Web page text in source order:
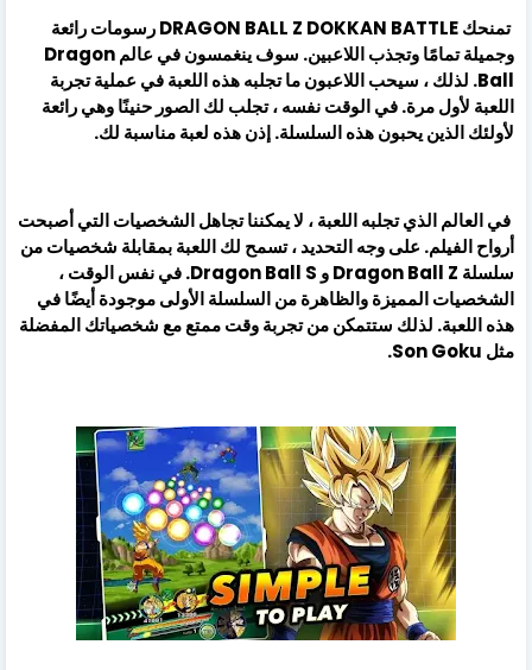
تمنحك DRAGON BALL Z DOKKAN BATTLE رسومات رائعة
وجميلة تمامًا وتجذب اللاعبين. سوف ينغمسون في عالم Dragon
Ball. لذلك ، سيحب اللاعبون ما تجلبه هذه اللعبة في عملية تجربة
اللعبة لأول مرة. في الوقت نفسه ، تجلب لك الصور حنينًا وهي رائعة
لأولئك الذين يحبون هذه السلسلة. إذن هذه لعبة مناسبة لك.
في العالم الذي تجلبه اللعبة ، لا يمكننا تجاهل الشخصيات التي أصبحت
أرواح الفيلم. على وجه التحديد ، تسمح لك اللعبة بمقابلة شخصيات من
سلسلة Dragon Ball Z و Dragon Ball S. في نفس الوقت ،
الشخصيات المميزة والظاهرة من السلسلة الأولى موجودة أيضًا في
هذه اللعبة. لذلك ستتمكن من تجربة وقت ممتع مع شخصياتك المفضلة
مثل Son Goku.